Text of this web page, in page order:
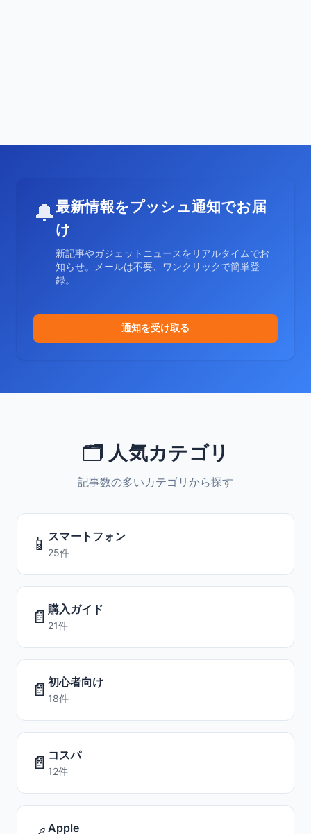
🔔最新情報をプッシュ通知でお届
け
新記事やガジェットニュースをリアルタイムでお
知らせ。メールは不要、ワンクリックで簡単登
録。
通知を受け取る
🗂️ 人気カテゴリ
記事数の多いカテゴリから探す
📱 スマートフォン
25件
📄 購入ガイド
21件
📄 初心者向け
18件
📄 コスパ
12件
Apple